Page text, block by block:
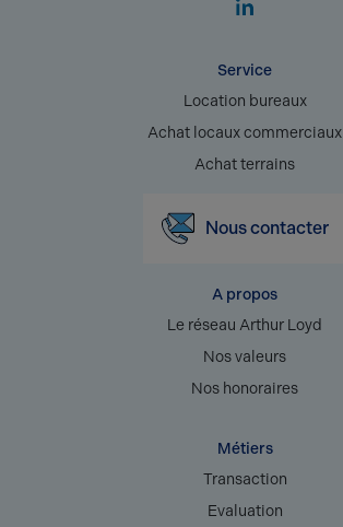
Service
Location bureaux
Achat locaux commerciaux
Achat terrains
Nous contacter
A propos
Le réseau Arthur Loyd
Nos valeurs
Nos honoraires
Métiers
Transaction
Evaluation